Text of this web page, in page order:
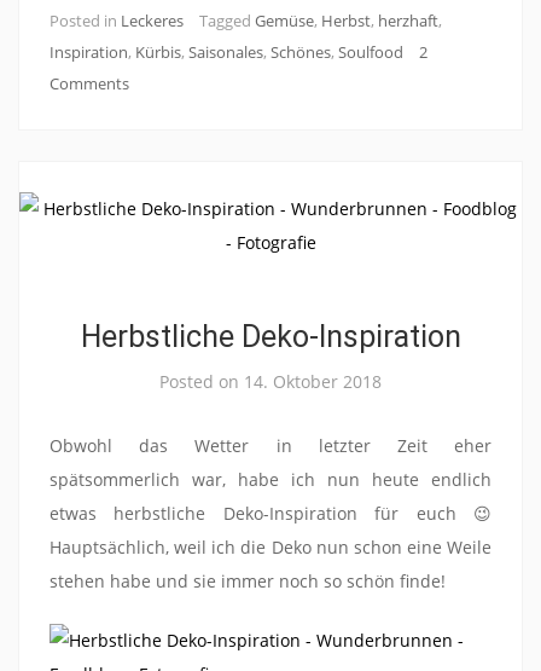
Posted in Leckeres Tagged Gemüse, Herbst, herzhaft,
Inspiration, Kürbis, Saisonales, Schönes, Soulfood
2
Comments
Herbstliche Deko-Inspiration
Posted on 14. Oktober 2018
Obwohl das Wetter in letzter Zeit eher
spätsommerlich war, habe ich nun heute endlich
etwas herbstliche Deko-Inspiration für euch 😉
Hauptsächlich, weil ich die Deko nun schon eine Weile
stehen habe und sie immer noch so schön finde!